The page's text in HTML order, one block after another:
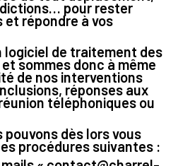
pour rester
et répondre à vos
logiciel de traitement des
sommes donc à même
de nos interventions
réponses aux
téléphoniques ou
dès lors vous
procédures suivantes :